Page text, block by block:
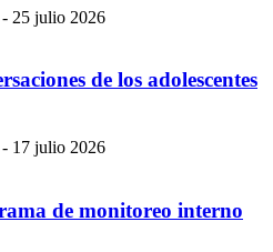
- 25 julio 2026
de los adolescentes
- 17 julio 2026
de monitoreo interno